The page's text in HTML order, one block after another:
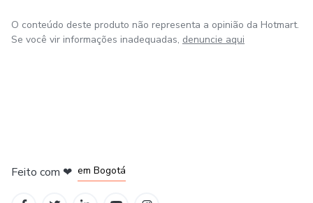
O conteúdo deste produto não representa a opinião da Hotmart.
Se você vir informações inadequadas, denuncie aqui
Feito com ❤ em Bogotá